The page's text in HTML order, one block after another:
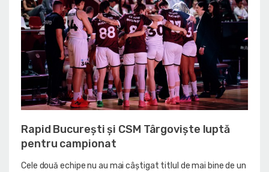
Rapid București și CSM Târgoviște luptă
pentru campionat
Cele două echipe nu au mai câștigat titlul de mai bine de un